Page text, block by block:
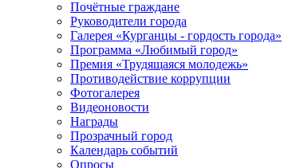
Почётные граждане
Руководители города
Галерея «Курганцы - гордость города»
Программа «Любимый город»
Премия «Трудящаяся молодежь»
Противодействие коррупции
Фотогалерея
Видеоновости
Награды
Прозрачный город
Календарь событий
Опросы